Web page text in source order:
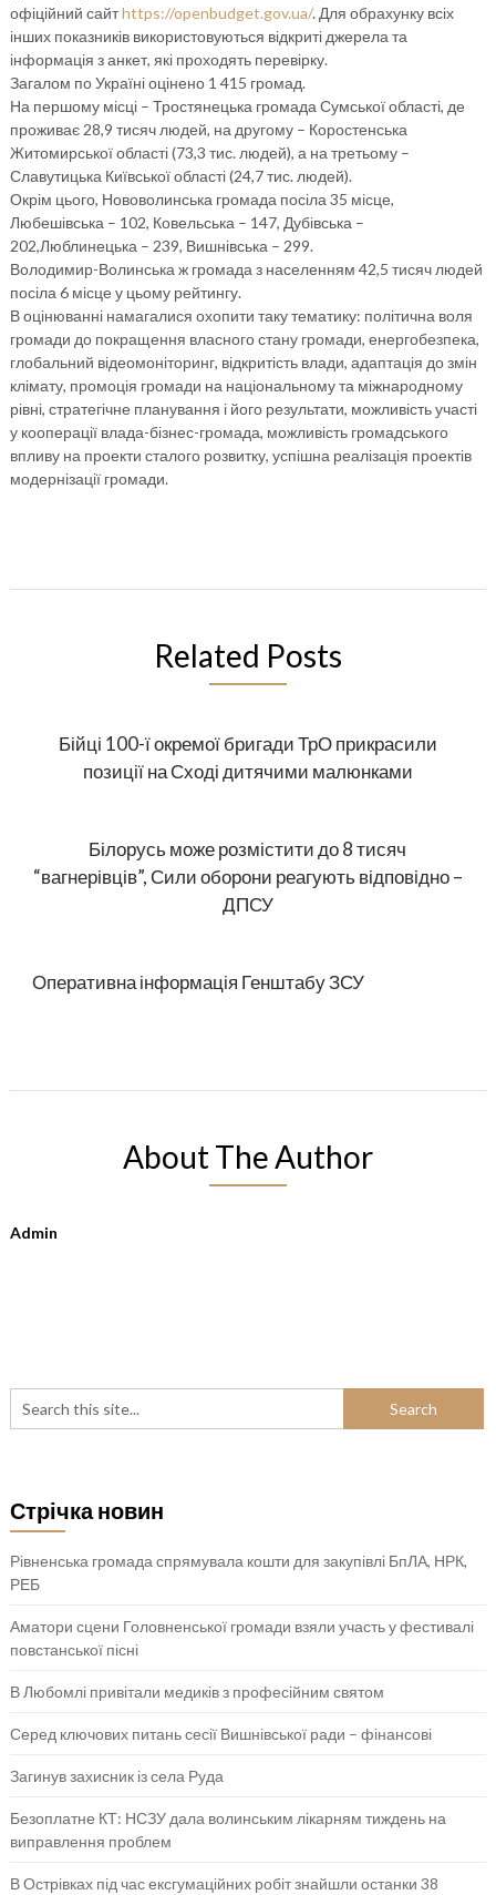
офіційний сайтhttps://openbudget.gov.ua/. Для обрахунку всіх
інших показників використовуються відкриті джерела та
інформація з анкет, які проходять перевірку.
Загалом по Україні оцінено 1 415 громад.
На першому місці – Тростянецька громада Сумської області, де
проживає 28,9 тисяч людей, на другому – Коростенська
Житомирської області (73,3 тис. людей), а на третьому –
Славутицька Київської області (24,7 тис. людей).
Окрім цього, Нововолинська громада посіла 35 місце,
Любешівська – 102, Ковельська – 147, Дубівська –
202,Люблинецька – 239, Вишнівська – 299.
Володимир-Волинська ж громада з населенням 42,5 тисяч людей
посіла 6 місце у цьому рейтингу.
В оцінюванні намагалися охопити таку тематику: політична воля
громади до покращення власного стану громади, енергобезпека,
глобальний відеомоніторинг, відкритість влади, адаптація до змін
клімату, промоція громади на національному та міжнародному
рівні, стратегічне планування і його результати, можливість участі
у кооперації влада-бізнес-громада, можливість громадського
впливу на проекти сталого розвитку, успішна реалізація проектів
модернізації громади.
Related Posts
Бійці 100-ї окремої бригади ТрО прикрасили
позиції на Сході дитячими малюнками
Білорусь може розмістити до 8 тисяч
“вагнерівців”, Сили оборони реагують відповідно –
ДПСУ
Оперативна інформація Генштабу ЗСУ
About The Author
Admin
Стрічка новин
Рівненська громада спрямувала кошти для закупівлі БпЛА, НРК,
РЕБ
Аматори сцени Головненської громади взяли участь у фестивалі
повстанської пісні
В Любомлі привітали медиків з професійним святом
Серед ключових питань сесії Вишнівської ради – фінансові
Загинув захисник із села Руда
Безоплатне КТ: НСЗУ дала волинським лікарням тиждень на
виправлення проблем
В Острівках під час ексгумаційних робіт знайшли останки 38